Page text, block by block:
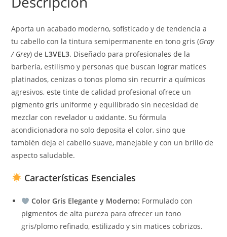
Aporta un acabado moderno, sofisticado y de tendencia a
tu cabello con la tintura semipermanente en tono gris (Gray
/ Grey) de L3VEL3. Diseñado para profesionales de la
barbería, estilismo y personas que buscan lograr matices
platinados, cenizas o tonos plomo sin recurrir a químicos
agresivos, este tinte de calidad profesional ofrece un
pigmento gris uniforme y equilibrado sin necesidad de
mezclar con revelador u oxidante. Su fórmula
acondicionadora no solo deposita el color, sino que
también deja el cabello suave, manejable y con un brillo de
aspecto saludable.
Características Esenciales
Color Gris Elegante y Moderno: Formulado con
pigmentos de alta pureza para ofrecer un tono
gris/plomo refinado, estilizado y sin matices cobrizos.